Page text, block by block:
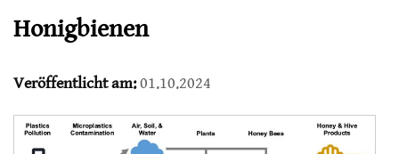
Honigbienen
Veröffentlicht am:01.10.2024